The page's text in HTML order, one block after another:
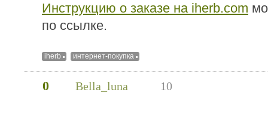
Инструкцию о заказе на iherb.com
по ссылке.
iherb интернет-покупка
0 Bella_luna 10